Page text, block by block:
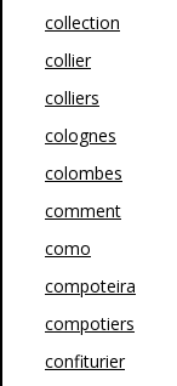
collection
collier
colliers
colognes
colombes
comment
como
compoteira
compotiers
confiturier